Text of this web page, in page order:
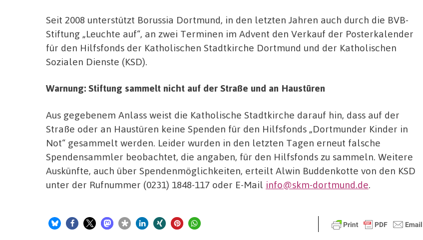
Seit 2008 unterstützt Borussia Dortmund, in den letzten Jahren auch durch die BVB-
Stiftung „Leuchte auf“, an zwei Terminen im Advent den Verkauf der Posterkalender
für den Hilfsfonds der Katholischen Stadtkirche Dortmund und der Katholischen
Sozialen Dienste (KSD).
Warnung: Stiftung sammelt nicht auf der Straße und an Haustüren
Aus gegebenem Anlass weist die Katholische Stadtkirche darauf hin, dass auf der
Straße oder an Haustüren keine Spenden für den Hilfsfonds „Dortmunder Kinder in
Not“ gesammelt werden. Leider wurden in den letzten Tagen erneut falsche
Spendensammler beobachtet, die angaben, für den Hilfsfonds zu sammeln. Weitere
Auskünfte, auch über Spendenmöglichkeiten, erteilt Alwin Buddenkotte von den KSD
unter der Rufnummer (0231) 1848-117 oder E-Mail info@skm-dortmund.de.